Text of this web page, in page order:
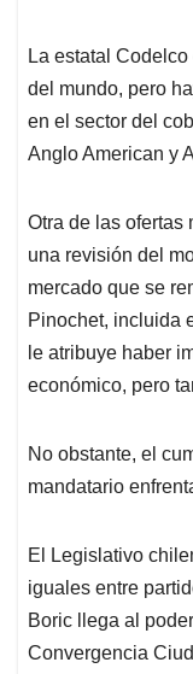
La estatal
del mundo, pero
en el sector del
Anglo American y
Otra de las ofertas
una revisión del
mercado que se
Pinochet, incluida
le atribuye haber
económico, pero
No obstante, el
mandatario
El Legislativo
iguales entre
Boric llega al
Convergencia